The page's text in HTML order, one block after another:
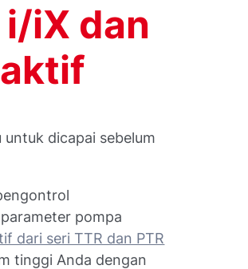
i/iX dan
dicapai sebelum
pompa
dari seri TTR dan PTR
tinggi Anda dengan